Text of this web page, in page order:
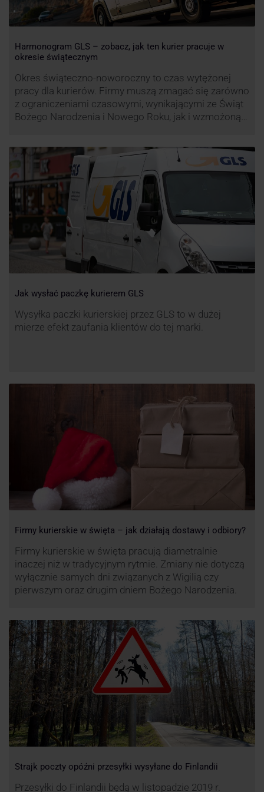
Harmonogram GLS – zobacz, jak ten kurier pracuje w
okresie świątecznym
Okres świąteczno-noworoczny to czas wytężonej
pracy dla kurierów. Firmy muszą zmagać się zarówno
z ograniczeniami czasowymi, wynikającymi ze Świąt
Bożego Narodzenia i Nowego Roku, jak i wzmożoną
firm. Zobacz harmonogram GLS na czas świąteczny!
Jak wysłać paczkę kurierem GLS
Wysyłka paczki kurierskiej przez GLS to w dużej
mierze efekt zaufania klientów do tej marki.
Firmy kurierskie w święta – jak działają dostawy i odbiory?
Firmy kurierskie w święta pracują diametralnie
inaczej niż w tradycyjnym rytmie. Zmiany nie dotyczą
wyłącznie samych dni związanych z Wigilią czy
pierwszym oraz drugim dniem Bożego Narodzenia.
Strajk poczty opóźni przesyłki wysyłane do Finlandii
Przesyłki do Finlandii będą w listopadzie 2019 r.